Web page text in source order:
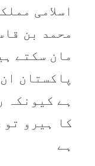
اسلامی
محمد بن
مان سکتے
پاکستان
ہے کیونکہ
کا ہیرو تو
ہے